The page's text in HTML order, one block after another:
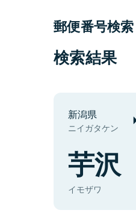
郵便番号検索
検索結果
新潟県
ニイガタケン
芋沢
イモザワ